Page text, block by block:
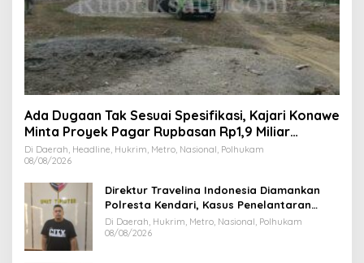
Ada Dugaan Tak Sesuai Spesifikasi, Kajari Konawe
Minta Proyek Pagar Rupbasan Rp1,9 Miliar
Dihentikan
Di Daerah, Headline, Hukrim, Metro, Nasional, Polhukam
08/08/2026
Direktur Travelina Indonesia Diamankan
Polresta Kendari, Kasus Penelantaran
Jemaah Umrah Masuk Babak Baru
Di Daerah, Hukrim, Metro, Nasional, Polhukam
08/08/2026